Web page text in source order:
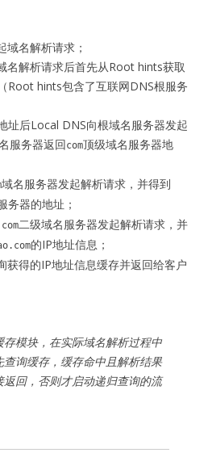
名解析请求；
名解析请求后首先从Root hints获取
Root hints包含了互联网DNS根服务
址后Local DNS向根域名服务器发起
服务器返回com顶级域名服务器地
域名服务器发起解析请求，并得到
务器的地址；
二级域名服务器发起解析请求，并
的IP地址信息；
获得的IP地址信息缓存并返回给客户
存模块，在实际域名解析过程中
查询缓存，缓存命中且解析结果
返回，否则才启动递归查询的流